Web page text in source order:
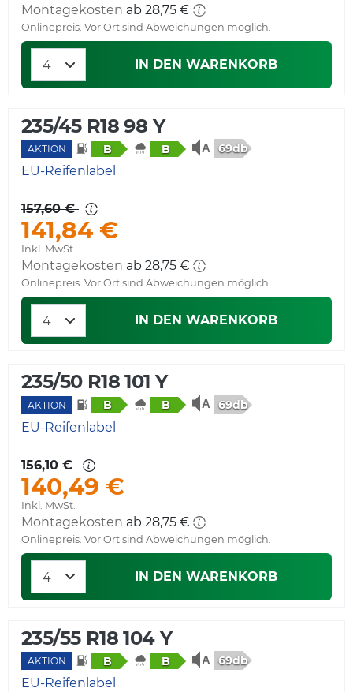
Montagekosten ab 28,75 €
Onlinepreis. Vor Ort sind Abweichungen möglich.
IN DEN WARENKORB
235/45 R18 98 Y
AKTION B B 69db
EU-Reifenlabel
157,60 €
141,84 €
Inkl. MwSt.
Montagekosten ab 28,75 €
Onlinepreis. Vor Ort sind Abweichungen möglich.
IN DEN WARENKORB
235/50 R18 101 Y
AKTION B B 69db
EU-Reifenlabel
156,10 €
140,49 €
Inkl. MwSt.
Montagekosten ab 28,75 €
Onlinepreis. Vor Ort sind Abweichungen möglich.
IN DEN WARENKORB
235/55 R18 104 Y
AKTION B B 69db
EU-Reifenlabel